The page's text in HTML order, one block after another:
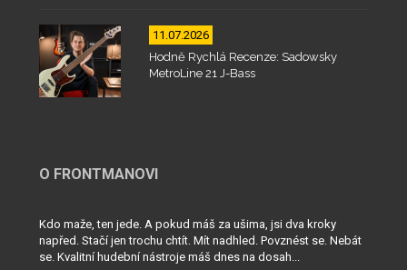
11.07.2026
Hodně Rychlá Recenze: Sadowsky
MetroLine 21 J-Bass
O FRONTMANOVI
Kdo maže, ten jede. A pokud máš za ušima, jsi dva kroky
napřed. Stačí jen trochu chtít. Mít nadhled. Povznést se. Nebát
se. Kvalitní hudební nástroje máš dnes na dosah...